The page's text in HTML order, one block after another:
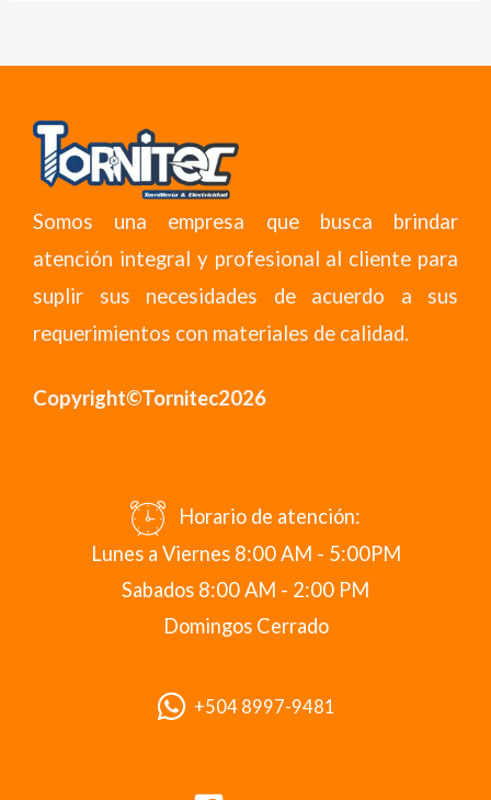
Somos una empresa que busca brindar
atención integral y profesional al cliente para
suplir sus necesidades de acuerdo a sus
requerimientos con materiales de calidad.
Copyright©Tornitec2026
Horario de atención:
Lunes a Viernes 8:00 AM - 5:00PM
Sabados 8:00 AM - 2:00 PM
Domingos Cerrado
+504 8997-9481